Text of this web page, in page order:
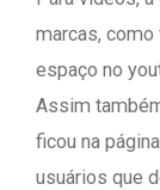
marcas, como
espaço no
Assim
ficou na
usuários que